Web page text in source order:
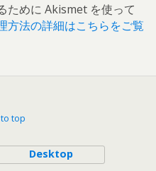
ために Akismet を使って
方法の詳細はこちらをご覧
top
Desktop